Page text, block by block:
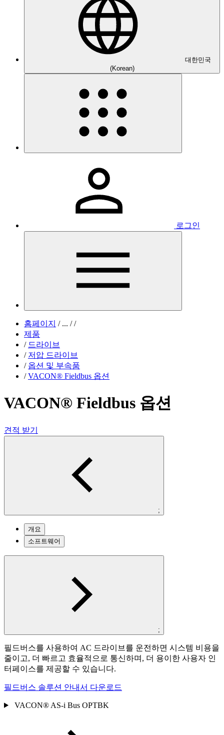
대한민국
(Korean)
로그인
홈페이지 /... / /
제품
/ 드라이브
/ 저압 드라이브
/ 옵션 및 부속품
/ VACON® Fieldbus 옵션
VACON® Fieldbus 옵션
견적 받기
;
개요
소프트웨어
;
필드버스를 사용하여 AC 드라이브를 운전하면 시스템 비용을
줄이고, 더 빠르고 효율적으로 통신하며, 더 용이한 사용자 인
터페이스를 제공할 수 있습니다.
필드버스 솔루션 안내서 다운로드
VACON® AS-i Bus OPTBK